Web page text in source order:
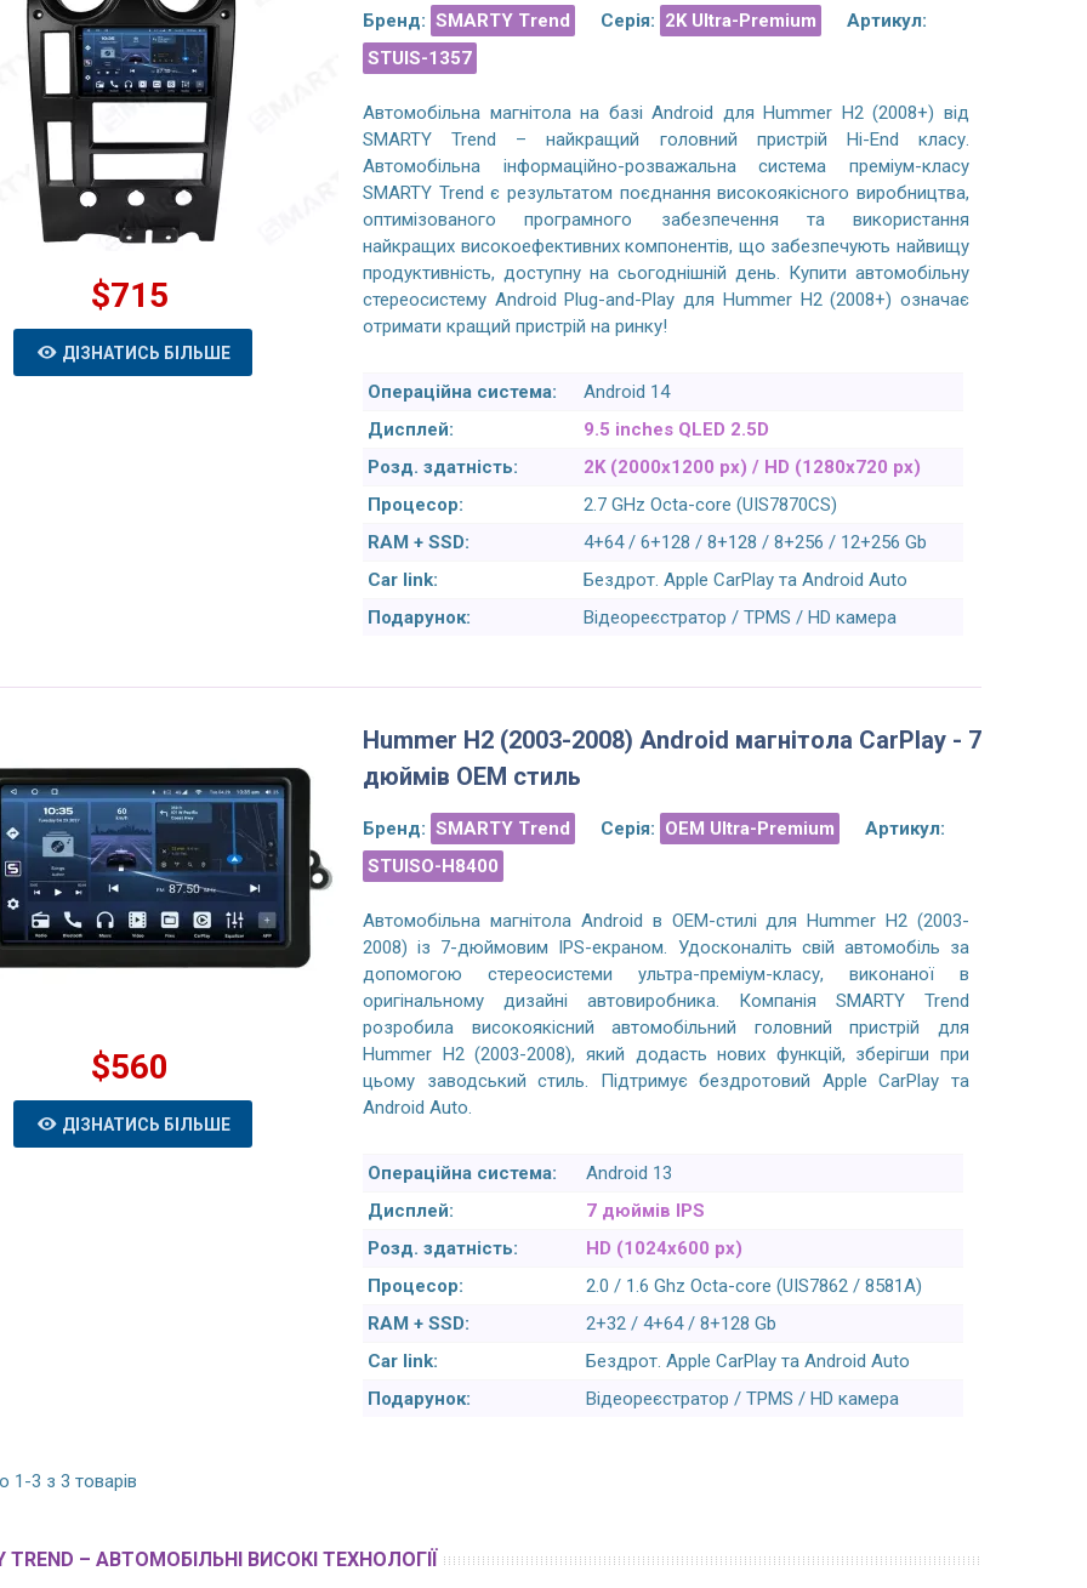
Class W166 (2015-2019)
Honda CR-V 5 Gen (2017-2022) Android
магнітола-10.1 дюйма
Магнитола полностью совместима с
автомобилем, отображает все
настройки, климат и положение угла
обзора камеры заднего вида. Один
момент пока не нашел как включить
функцию отображения на экране
автомобиля сзади. А так все норм.
Установили бесплатно, камеру
BMW 5 F10/F11, M5 (2010-2017) Android
магнітола CarPlay - 10.25 дюймів
покрытие пластика Soft-touch, такое же
как и на других оригинальный
пластиковых деталях, качество картинки
супер, матрица IPS, реально красивее
показывает чем оригинальный экран,
рабочими (родное BMW NBT меню,
iDrive джойстик, Handsfree, камера
За: Максим Я. 02/05/2023
VW Multivan, Caravelle,
включаючи камеру і
стало як рідне,
ручку, яка коштує дороще
від цих хлопців, перша
$715
ДІЗНАТИСЬ БІЛЬШЕ
Бренд: SMARTY Trend Серія: 2K Ultra-Premium
Артикул:
STUIS-1357
Автомобільна магнітола на базі Android для Hummer H2 (2008+) від
SMARTY Trend – найкращий головний пристрій Hi-End класу.
Автомобільна інформаційно-розважальна система преміум-класу
SMARTY Trend є результатом поєднання високоякісного виробництва,
оптимізованого програмного забезпечення та використання
найкращих високоефективних компонентів, що забезпечують найвищу
продуктивність, доступну на сьогоднішній день. Купити автомобільну
стереосистему Android Plug-and-Play для Hummer H2 (2008+) означає
отримати кращий пристрій на ринку!
Операційна система:
Android 14
Дисплей:
9.5 inches QLED 2.5D
Розд. здатність:
2K (2000x1200 px) / HD (1280x720 px)
Процесор:
2.7 GHz Octa-core (UIS7870CS)
RAM + SSD:
4+64 / 6+128 / 8+128 / 8+256 / 12+256 Gb
Car link:
Бездрот. Apple CarPlay та Android Auto
Подарунок:
Відеореєстратор / TPMS / HD камера
$560
ДІЗНАТИСЬ БІЛЬШЕ
Hummer H2 (2003-2008) Android магнітола CarPlay - 7
дюймів OEM стиль
Бренд: SMARTY Trend Серія: OEM Ultra-Premium
Артикул:
STUISO-H8400
Автомобільна магнітола Android в OEM-стилі для Hummer H2 (2003-
2008) із 7-дюймовим IPS-екраном. Удосконаліть свій автомобіль за
допомогою стереосистеми ультра-преміум-класу, виконаної в
оригінальному дизайні автовиробника. Компанія SMARTY Trend
розробила високоякісний автомобільний головний пристрій для
Hummer H2 (2003-2008), який додасть нових функцій, зберігши при
цьому заводський стиль. Підтримує бездротовий Apple CarPlay та
Android Auto.
Операційна система:
Android 13
Дисплей:
7 дюймів IPS
Розд. здатність:
HD (1024х600 px)
Процесор:
2.0 / 1.6 Ghz Octa-core (UIS7862 / 8581A)
RAM + SSD:
2+32 / 4+64 / 8+128 Gb
Car link:
Бездрот. Apple CarPlay та Android Auto
Подарунок:
Відеореєстратор / TPMS / HD камера
1-3 з 3 товарів
TREND – АВТОМОБІЛЬНІ ВИСОКІ ТЕХНОЛОГІЇ